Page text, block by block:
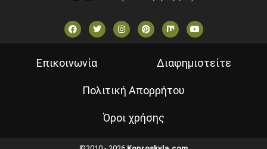
Επικοινωνία Διαφημιστείτε
Πολιτική Απορρήτου
Όροι χρήσης